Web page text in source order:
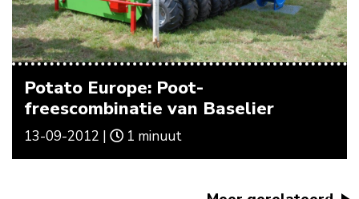
Potato Europe: Poot-
freescombinatie van Baselier
13-09-2012 | 1 minuut